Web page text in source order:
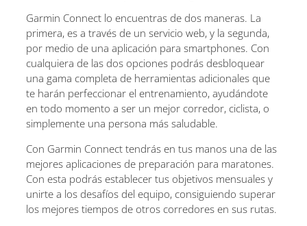
Garmin Connect lo encuentras de dos maneras. La
primera, es a través de un servicio web, y la segunda,
por medio de una aplicación para smartphones. Con
cualquiera de las dos opciones podrás desbloquear
una gama completa de herramientas adicionales que
te harán perfeccionar el entrenamiento, ayudándote
en todo momento a ser un mejor corredor, ciclista, o
simplemente una persona más saludable.
Con Garmin Connect tendrás en tus manos una de las
mejores aplicaciones de preparación para maratones.
Con esta podrás establecer tus objetivos mensuales y
unirte a los desafíos del equipo, consiguiendo superar
los mejores tiempos de otros corredores en sus rutas.